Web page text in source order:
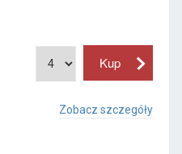
Zobacz szczegóły